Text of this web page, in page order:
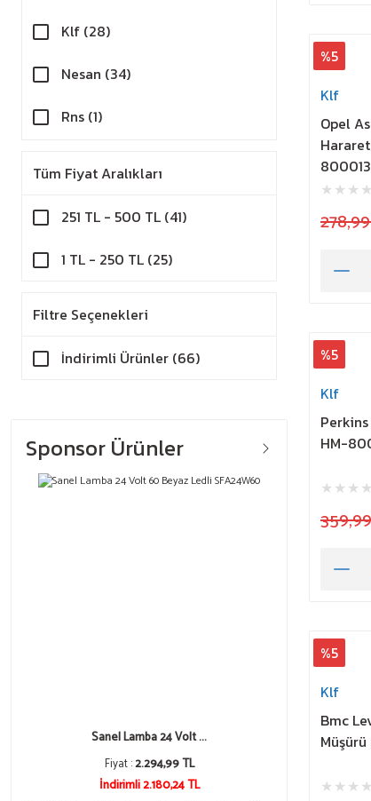
Klf (28)
Nesan (34)
Rns (1)
Tüm Fiyat Aralıkları
251 TL - 500 TL (41)
1 TL - 250 TL (25)
Filtre Seçenekleri
İndirimli Ürünler (66)
Sponsor Ürünler
Sanel Lamba 24 Volt ...
Fiyat :2.294,99 TL
İndirimli 2.180,24 TL
%5
Klf
Opel
800013
%5
Klf
HM-
%5
Klf
Bmc